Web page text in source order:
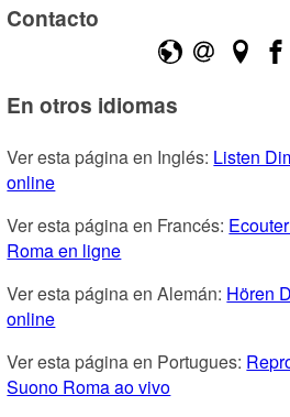
Contacto
En otros idiomas
Ver esta página en Inglés: Listen
online
Ver esta página en Francés:
Roma en ligne
Ver esta página en Alemán: Hören
online
Ver esta página en Portugues:
Suono Roma ao vivo